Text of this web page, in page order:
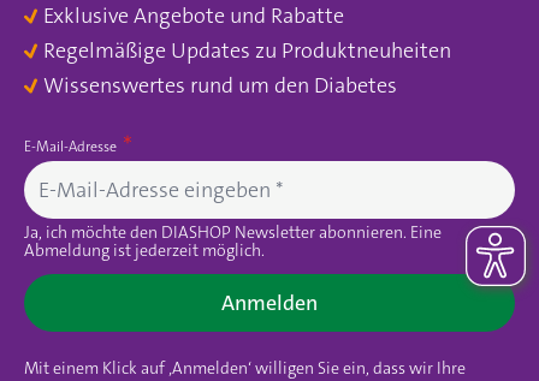
Exklusive Angebote und Rabatte
Regelmäßige Updates zu Produktneuheiten
Wissenswertes rund um den Diabetes
E-Mail-Adresse
Ja, ich möchte den DIASHOP Newsletter abonnieren. Eine
Abmeldung ist jederzeit möglich.
Anmelden
Mit einem Klick auf ‚Anmelden‘ willigen Sie ein, dass wir Ihre